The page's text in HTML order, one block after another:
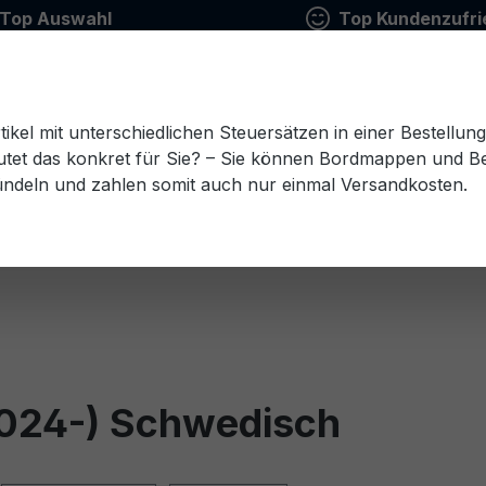
Top Auswahl Top
Estnisch Finnisch Französisch Griechisch
) Schwedisch
mit unterschiedlichen Steuersätzen in einer
das konkret für Sie? – Sie können Bordmappen und
und zahlen somit auch nur einmal Versandkosten.